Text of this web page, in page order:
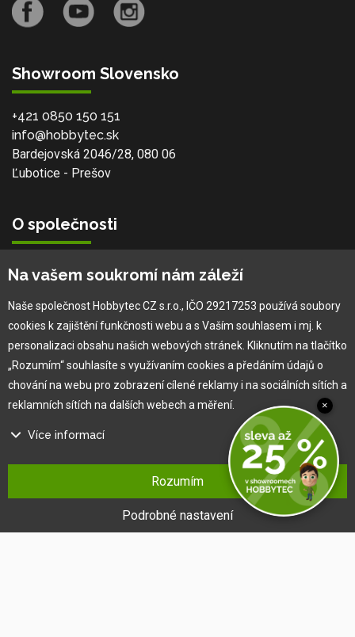
Showroom Slovensko
+421 0850 150 151
info@hobbytec.sk
Bardejovská 2046/28, 080 06
Ľubotice - Prešov
O společnosti
Vlastní výroba
Náš tým
O nás
Pro zákazníka
Obchodní podmínky
Jak na reklamaci
Na vašem soukromí nám záleží
Naše společnost Hobbytec CZ s.r.o., IČO 29217253 používá soubory
cookies k zajištění funkčnosti webu a s Vaším souhlasem i mj. k
personalizaci obsahu našich webových stránek. Kliknutím na tlačítko
„Rozumím“ souhlasíte s využívaním cookies a předáním údajů o
chování na webu pro zobrazení cílené reklamy i na sociálních sítích a
reklamních sítích na dalších webech a měření.
Více informací
Na našem webu používáme několik druhů kategorií cookies:
Ty jsou nezbytně nutné pro fungování webu a jeho funkcí, které se
rozhodnete využívat. Bez nich by náš web nefungoval, např. by nebylo
Rozumím
Podrobné nastavení
×